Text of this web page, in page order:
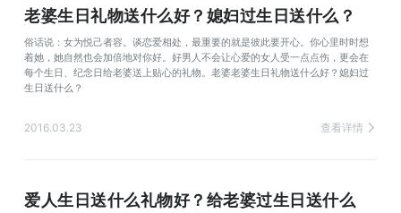
老婆生日礼物送什么好？媳妇过生日送什么？
俗话说：女为悦己者容。谈恋爱相处，最重要的就是彼此要开心。你心里时时想
着她，她自然也会加倍地对你好。好男人不会让心爱的女人受一点点伤，更会在
每个生日、纪念日给老婆送上贴心的礼物。老婆老婆生日礼物送什么好？媳妇过
生日送什么？
2016.03.23 查看详情
爱人生日送什么礼物好？给老婆过生日送什么